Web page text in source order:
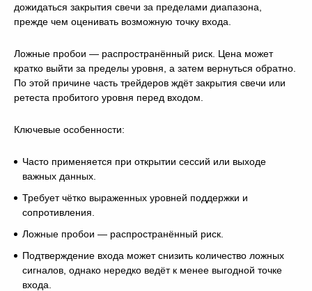
дожидаться закрытия свечи за пределами диапазона,
прежде чем оценивать возможную точку входа.
Ложные пробои — распространённый риск. Цена может
кратко выйти за пределы уровня, а затем вернуться обратно.
По этой причине часть трейдеров ждёт закрытия свечи или
ретеста пробитого уровня перед входом.
Ключевые особенности:
Часто применяется при открытии сессий или выходе
важных данных.
Требует чётко выраженных уровней поддержки и
сопротивления.
Ложные пробои — распространённый риск.
Подтверждение входа может снизить количество ложных
сигналов, однако нередко ведёт к менее выгодной точке
входа.